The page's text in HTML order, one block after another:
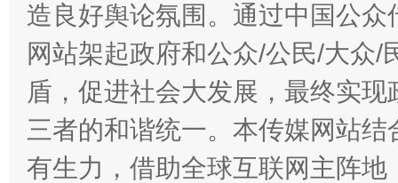
造良好舆论氛围。通过中国公
网站架起政府和公众/公民/大众
盾，促进社会大发展，最终实
三者的和谐统一。本传媒网站
有生力，借助全球互联网主阵